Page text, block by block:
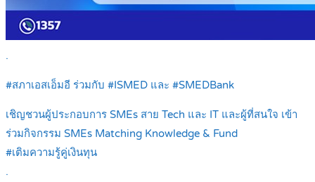
.
#สภาเอสเอ็มอี ร่วมกับ #ISMED และ #SMEDBank
เชิญชวนผู้ประกอบการ SMEs สาย Tech และ IT และผู้ที่สนใจ เข้า
ร่วมกิจกรรม SMEs Matching Knowledge & Fund
#เติมความรู้คู่เงินทุน
.